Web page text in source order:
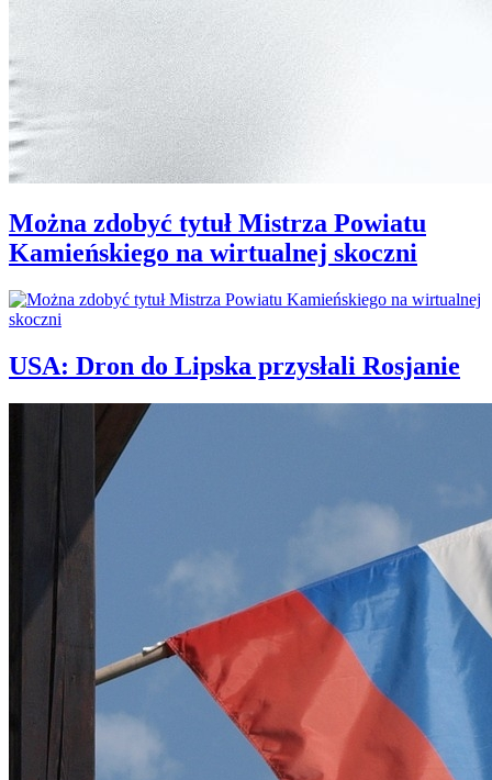
Można zdobyć tytuł Mistrza Powiatu
Kamieńskiego na wirtualnej skoczni
USA: Dron do Lipska przysłali Rosjanie